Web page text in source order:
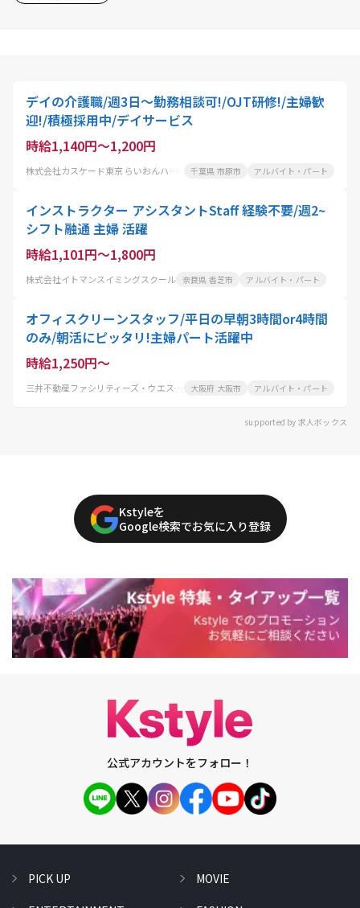
デイの介護職/週3日～勤務相談可!/OJT研修!/主婦歓
迎!/積極採用中/デイサービス
時給1,140円～1,200円
株式会社カスケード東京 らいおんハートリハビリ温泉デイサービス五井 千葉県 市原市 アルバイト・パート
インストラクター アシスタントStaff 経験不要/週2~
シフト融通 主婦 活躍
時給1,101円～1,800円
株式会社イトマンスイミングスクール 奈良県 香芝市 アルバイト・パート
オフィスクリーンスタッフ/平日の早朝3時間or4時間
のみ/朝活にピッタリ!主婦パート活躍中
時給1,250円～
三井不動産ファシリティーズ・ウエスト株式会社 大阪府 大阪市 アルバイト・パート
supported by 求人ボックス
Kstyleを
Google検索でお気に入り登録
公式アカウントをフォロー！
PICK UP
MOVIE